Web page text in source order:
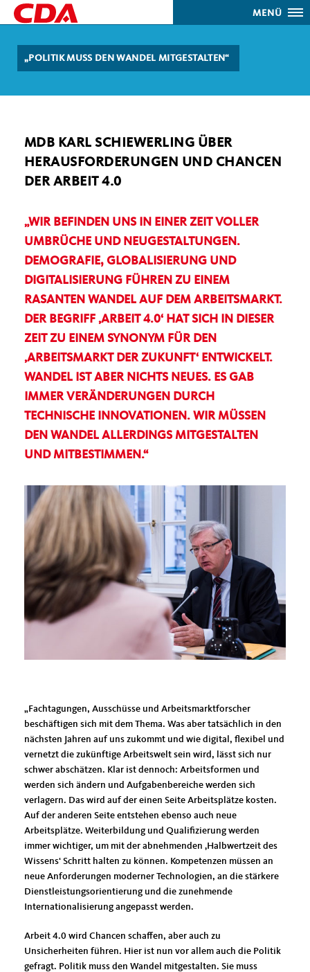
MENÜ
POLITIK MUSS DEN WANDEL MITGESTALTEN“
MDB KARL SCHIEWERLING ÜBER
HERAUSFORDERUNGEN UND CHANCEN
DER ARBEIT 4.0
WIR BEFINDEN UNS IN EINER ZEIT VOLLER
UMBRÜCHE UND NEUGESTALTUNGEN.
DEMOGRAFIE, GLOBALISIERUNG UND
DIGITALISIERUNG FÜHREN ZU EINEM
RASANTEN WANDEL AUF DEM ARBEITSMARKT.
DER BEGRIFF ‚ARBEIT 4.0‘ HAT SICH IN DIESER
ZEIT ZU EINEM SYNONYM FÜR DEN
ARBEITSMARKT DER ZUKUNFT‘ ENTWICKELT.
WANDEL IST ABER NICHTS NEUES. ES GAB
IMMER VERÄNDERUNGEN DURCH
TECHNISCHE INNOVATIONEN. WIR MÜSSEN
DEN WANDEL ALLERDINGS MITGESTALTEN
UND MITBESTIMMEN.“
Fachtagungen, Ausschüsse und Arbeitsmarktforscher
beschäftigen sich mit dem Thema. Was aber tatsächlich in den
nächsten Jahren auf uns zukommt und wie digital, flexibel und
vernetzt die zukünftige Arbeitswelt sein wird, lässt sich nur
schwer abschätzen. Klar ist dennoch: Arbeitsformen und
werden sich ändern und Aufgabenbereiche werden sich
verlagern. Das wird auf der einen Seite Arbeitsplätze kosten.
Auf der anderen Seite entstehen ebenso auch neue
Arbeitsplätze. Weiterbildung und Qualifizierung werden
immer wichtiger, um mit der abnehmenden ‚Halbwertzeit des
Wissens‘ Schritt halten zu können. Kompetenzen müssen an
neue Anforderungen moderner Technologien, an die stärkere
Dienstleistungsorientierung und die zunehmende
Internationalisierung angepasst werden.
Arbeit 4.0 wird Chancen schaffen, aber auch zu
Unsicherheiten führen. Hier ist nun vor allem auch die Politik
gefragt. Politik muss den Wandel mitgestalten. Sie muss